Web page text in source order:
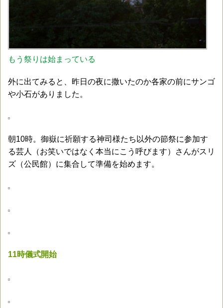
もう祭りは始まっている
外に出てみると、昨日の夜に撒いたのか各家の前にサンゴ
や小石がありました。
朝10時。御嶽に祈願する神司様たち以外の節祭に参加す
る芸人（お笑いではなく本当にこう呼びます）さんがスリ
ズ（公民館）に集合して準備を始めます。
11時儀式開始